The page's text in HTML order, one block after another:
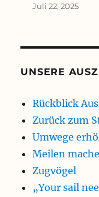
Juli 22, 2025
UNSERE
Rückblick
Zurück zum
Umwege
Meilen
Zugvögel
„Your sail